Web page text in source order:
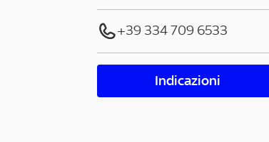
+39 334 709 6533
Indicazioni